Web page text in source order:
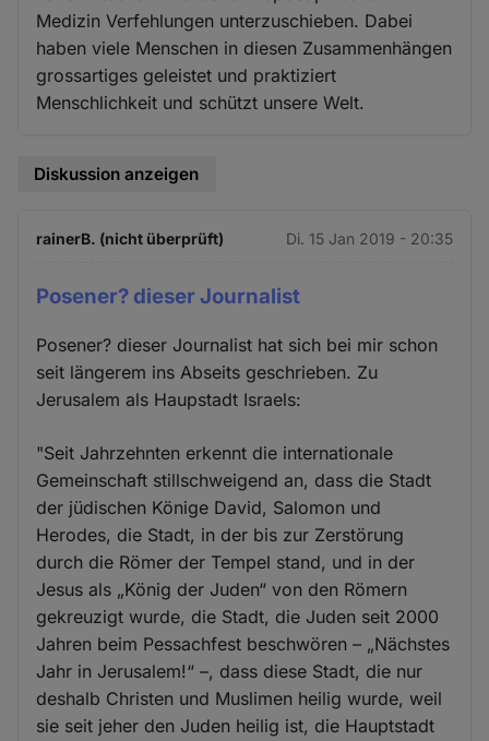
Medizin Verfehlungen unterzuschieben. Dabei
haben viele Menschen in diesen Zusammenhängen
grossartiges geleistet und praktiziert
Menschlichkeit und schützt unsere Welt.
Diskussion anzeigen
rainerB. (nicht überprüft) Di. 15 Jan 2019 - 20:35
Posener? dieser Journalist
Posener? dieser Journalist hat sich bei mir schon
seit längerem ins Abseits geschrieben. Zu
Jerusalem als Haupstadt Israels:
"Seit Jahrzehnten erkennt die internationale
Gemeinschaft stillschweigend an, dass die Stadt
der jüdischen Könige David, Salomon und
Herodes, die Stadt, in der bis zur Zerstörung
durch die Römer der Tempel stand, und in der
Jesus als „König der Juden“ von den Römern
gekreuzigt wurde, die Stadt, die Juden seit 2000
Jahren beim Pessachfest beschwören – „Nächstes
Jahr in Jerusalem!“ –, dass diese Stadt, die nur
deshalb Christen und Muslimen heilig wurde, weil
sie seit jeher den Juden heilig ist, die Hauptstadt